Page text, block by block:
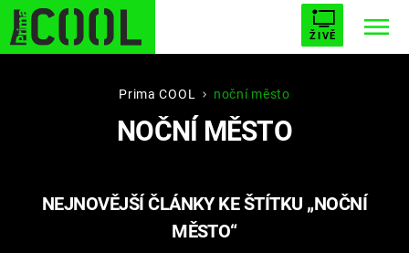
ŽIVĚ
STARHOUSE BUFFY, PŘEMOŽITELKA UPÍRŮ
PLNEJ KOTEL AVENGERS 5
Prima COOL noční město
NOČNÍ MĚSTO
NEJNOVĚJŠÍ ČLÁNKY KE ŠTÍTKU „NOČNÍ
MĚSTO“